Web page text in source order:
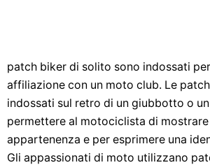
patch biker di solito sono indossati
affiliazione con un moto club. Le
indossati sul retro di un giubbotto o
permettere al motociclista di
appartenenza e per esprimere una
Gli appassionati di moto utilizzano